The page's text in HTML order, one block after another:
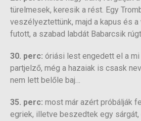
türelmesek, keresik a rést. Egy
veszélyeztettünk, majd a kapus és
futott, a szabad labdát Babarcsik
30. perc: óriási lest engedett el a
partjelző, még a hazaiak is csask
nem lett belőle baj…
35. perc: most már azért próbálják
egriek, illetve beszedtek egy